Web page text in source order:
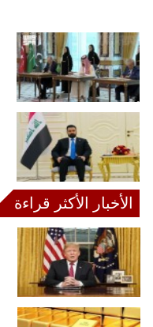
الأخبار الأكثر قراءة